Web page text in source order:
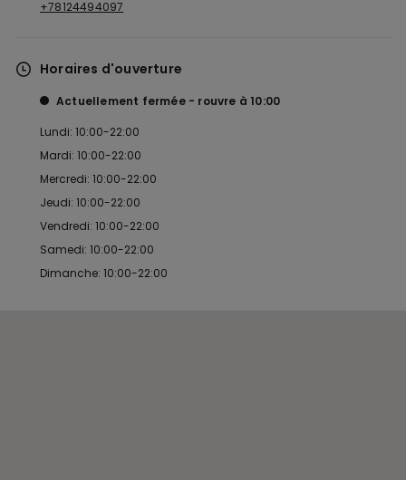
+78124494097
Horaires d'ouverture
Actuellement fermée rouvre à 10:00
Lundi: 10:00-22:00
Mardi: 10:00-22:00
Mercredi: 10:00-22:00
Jeudi: 10:00-22:00
Vendredi: 10:00-22:00
Samedi: 10:00-22:00
Dimanche: 10:00-22:00